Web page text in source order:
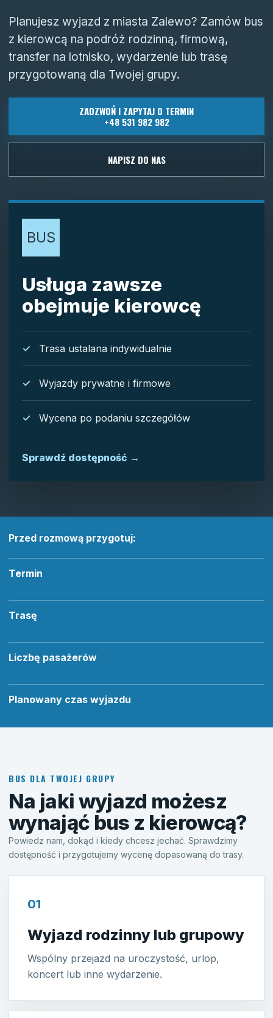
Planujesz wyjazd z miasta Zalewo? Zamów bus
z kierowcą na podróż rodzinną, firmową,
transfer na lotnisko, wydarzenie lub trasę
przygotowaną dla Twojej grupy.
ZADZWOŃ I ZAPYTAJ O TERMIN
+48 531 982 982
NAPISZ DO NAS
BUS
Usługa zawsze
obejmuje kierowcę
Trasa ustalana indywidualnie
Wyjazdy prywatne i firmowe
Wycena po podaniu szczegółów
Sprawdź dostępność →
Przed rozmową przygotuj:
Termin
Trasę
Liczbę pasażerów
Planowany czas wyjazdu
BUS DLA TWOJEJ GRUPY
Na jaki wyjazd możesz
wynająć bus z kierowcą?
Powiedz nam, dokąd i kiedy chcesz jechać. Sprawdzimy
dostępność i przygotujemy wycenę dopasowaną do trasy.
01
Wyjazd rodzinny lub grupowy
Wspólny przejazd na uroczystość, urlop,
koncert lub inne wydarzenie.